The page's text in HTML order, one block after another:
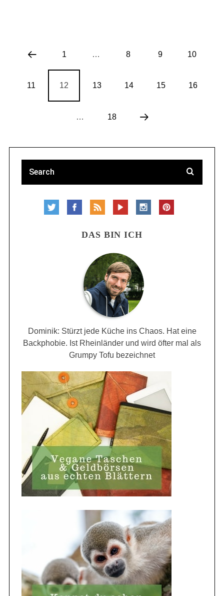
1 … 8 9 10
11 12 13 14 15 16
… 18
DAS BIN ICH
Dominik: Stürzt jede Küche ins Chaos. Hat eine
Backphobie. Ist Rheinländer und wird öfter mal als
Grumpy Tofu bezeichnet